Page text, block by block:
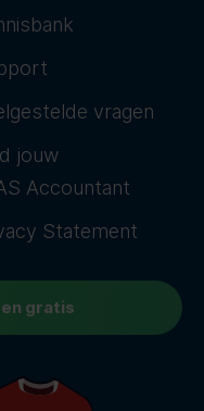
vragen
jouw
Accountant
Statement
gratis